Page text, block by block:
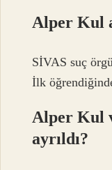
Alper Kul
SİVAS suç
İlk
Alper Kul
ayrıldı?